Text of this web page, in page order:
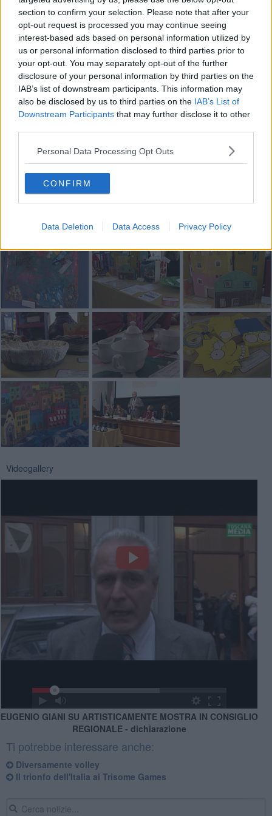
section to confirm your selection. Please note that after your
opt-out request is processed you may continue seeing
interest-based ads based on personal information utilized by
us or personal information disclosed to third parties prior to
your opt-out. You may separately opt-out of the further
disclosure of your personal information by third parties on the
IAB’s list of downstream participants. This information may
also be disclosed by us to third parties on the IAB’s List of
Downstream Participants that may further disclose it to other
Personal Data Processing Opt Outs
CONFIRM
Data Deletion Data Access Privacy Policy
Fotogallery
Videogallery
EUGENIO GIANI SU ARTISTICAMENTE MOSTRA IN CONSIGLIO
REGIONALE - dichiarazione
Ti potrebbe interessare anche:
Diversamente volley
Il trionfo dell'Italia ai Trisome Games